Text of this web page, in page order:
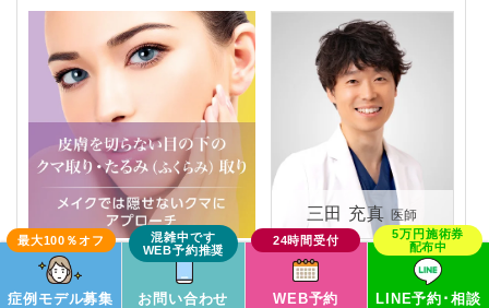
三田 充真 医師
この症例モデルで予約
症例モデル募集 お問い合わせ WEB予約 LINE予約･相談